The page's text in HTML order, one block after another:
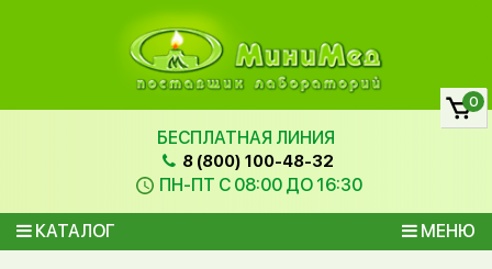
БЕСПЛАТНАЯ ЛИНИЯ
8 (800) 100-48-32
ПН-ПТ С 08:00 ДО 16:30
КАТАЛОГ МЕНЮ
0